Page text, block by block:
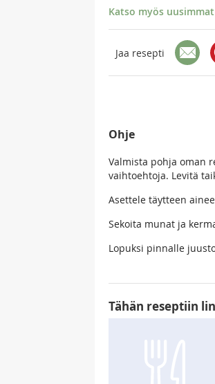
Katso myös
Jaa resepti
Ohje
Valmista pohja oman
vaihtoehtoja. Levitä
Asettele täytteen
Sekoita munat ja
Lopuksi pinnalle
Tähän reseptiin